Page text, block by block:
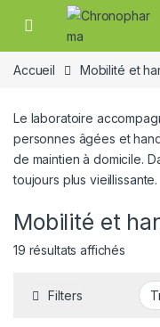
Skip to navigation
Skip to content
Accueil Mobilité et
Le laboratoire
personnes âgées et
de maintien à domicile.
toujours plus vieillissante.
Mobilité et
19 résultats affichés
Filters